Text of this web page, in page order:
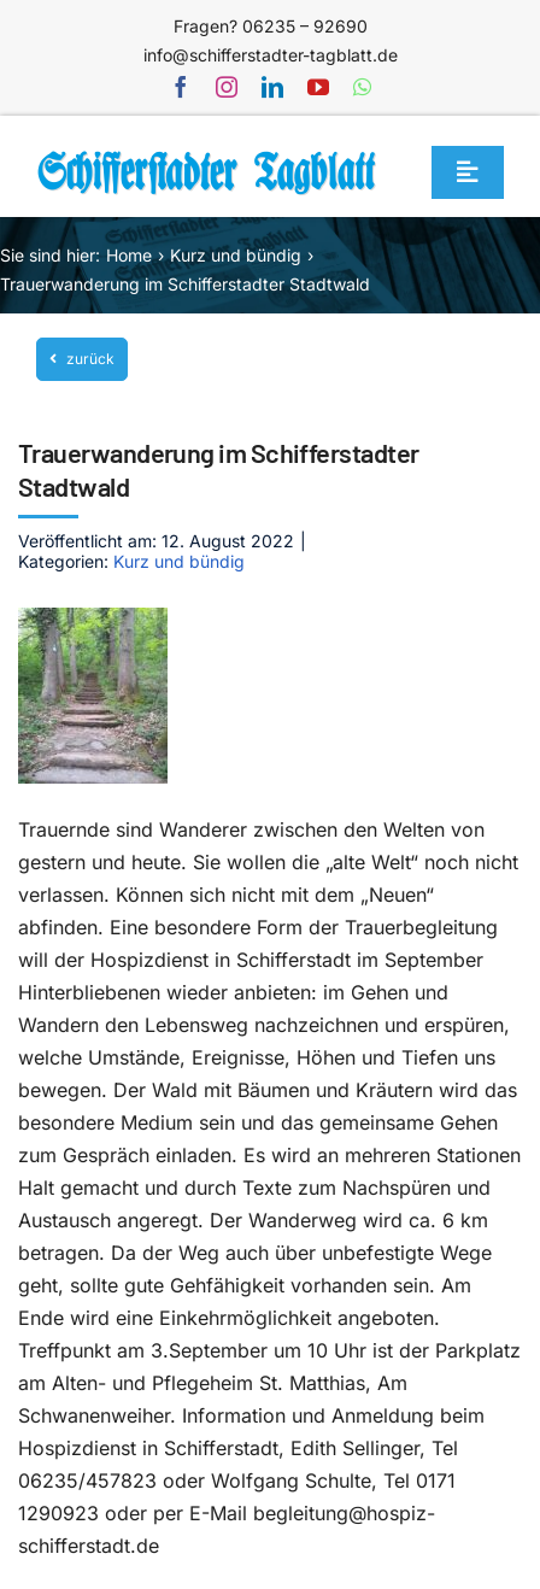
Fragen? 06235 – 92690
info@schifferstadter-tagblatt.de
Toggle
Home
Themen
Blog
Unternehmen
Mediathek
Jetzt abonnieren
Sie sind hier: Home
Kurz und bündig
Trauerwanderung im Schifferstadter Stadtwald
zurück
Trauerwanderung im Schifferstadter
Stadtwald
Veröffentlicht am: 12. August 2022
Kategorien: Kurz und bündig
Trauernde sind Wanderer zwischen den Welten von
gestern und heute. Sie wollen die „alte Welt“ noch nicht
verlassen. Können sich nicht mit dem „Neuen“
abfinden. Eine besondere Form der Trauerbegleitung
will der Hospizdienst in Schifferstadt im September
Hinterbliebenen wieder anbieten: im Gehen und
Wandern den Lebensweg nachzeichnen und erspüren,
welche Umstände, Ereignisse, Höhen und Tiefen uns
bewegen. Der Wald mit Bäumen und Kräutern wird das
besondere Medium sein und das gemeinsame Gehen
zum Gespräch einladen. Es wird an mehreren Stationen
Halt gemacht und durch Texte zum Nachspüren und
Austausch angeregt. Der Wanderweg wird ca. 6 km
betragen. Da der Weg auch über unbefestigte Wege
geht, sollte gute Gehfähigkeit vorhanden sein. Am
Ende wird eine Einkehrmöglichkeit angeboten.
Treffpunkt am 3.September um 10 Uhr ist der Parkplatz
am Alten- und Pflegeheim St. Matthias, Am
Schwanenweiher. Information und Anmeldung beim
Hospizdienst in Schifferstadt, Edith Sellinger, Tel
06235/457823 oder Wolfgang Schulte, Tel 0171
1290923 oder per E-Mail begleitung@hospiz-
schifferstadt.de